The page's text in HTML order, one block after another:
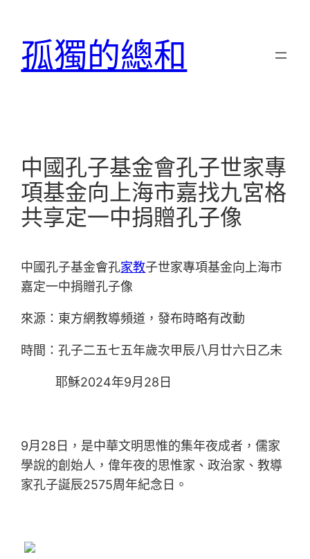
孤獨的總和
中國孔子基金會孔子世家專
項基金向上海市嘉找九宮格
共享定一中捐贈孔子像
中國孔子基金會孔家教子世家專項基金向上海市
嘉定一中捐贈孔子像
來源：東方網教導頻道，發布時略有改動
時間：孔子二五七五年歲次甲辰八月廿六日乙未
耶穌2024年9月28日
9月28日，是中華文明思惟的集年夜成者，儒家
學說的創始人，偉年夜的思惟家、政治家、教導
家孔子誕辰2575周年紀念日。